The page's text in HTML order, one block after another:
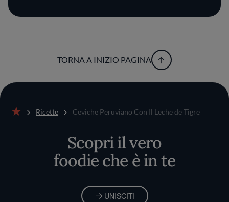
TORNA A INIZIO PAGINA
Ricette Ceviche Peruviano Con Il Leche de Tigre
Scopri il vero
foodie che è in te
UNISCITI